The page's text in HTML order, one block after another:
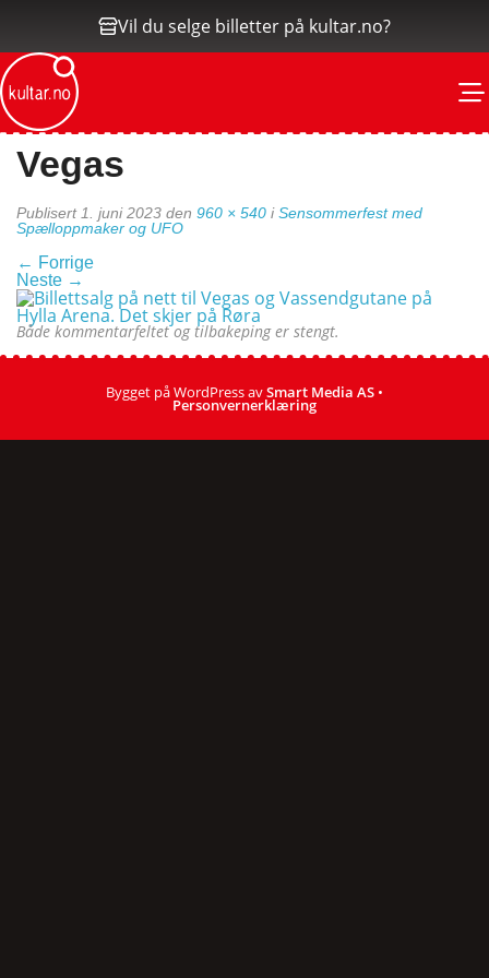
Vil du selge billetter på kultar.no?
Vegas
Publisert 1. juni 2023 den 960 × 540 iSensommerfest med
Spælloppmaker og UFO
← Forrige
Neste →
Både kommentarfeltet og tilbakeping er stengt.
Bygget på WordPress avSmart Media AS •
Personvernerklæring